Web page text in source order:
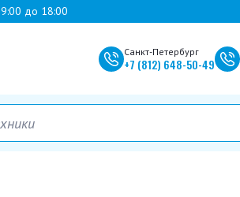
до 18:00
Санкт-Петербург
+7 (812) 648-50-49